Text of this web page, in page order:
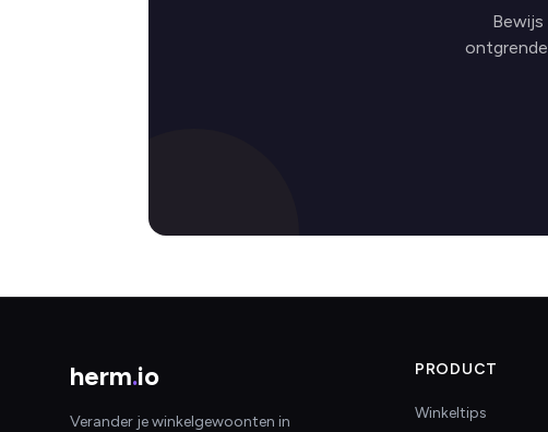
herm.io
Verander je winkelgewoonten in
PRODUCT
Winkeltips